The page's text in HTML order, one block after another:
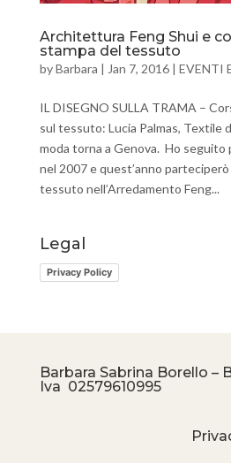
Architettura Feng Shui e
stampa del tessuto
byBarbara | Jan 7, 2016| EVENTI
IL DISEGNO SULLA TRAMA –
sul tessuto: Lucia Palmas, Textile
moda torna a Genova. Ho seguito
nel 2007 e quest’anno
tessuto nell’Arredamento Feng...
Legal
Privacy Policy
Barbara Sabrina Borello –
Iva 02579610995